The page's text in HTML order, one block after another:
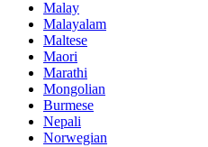
Malay
Malayalam
Maltese
Maori
Marathi
Mongolian
Burmese
Nepali
Norwegian